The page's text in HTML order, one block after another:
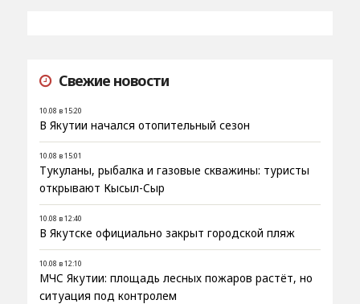
Свежие новости
10.08 в 15:20
В Якутии начался отопительный сезон
10.08 в 15:01
Тукуланы, рыбалка и газовые скважины: туристы
открывают Кысыл-Сыр
10.08 в 12:40
В Якутске официально закрыт городской пляж
10.08 в 12:10
МЧС Якутии: площадь лесных пожаров растёт, но
ситуация под контролем